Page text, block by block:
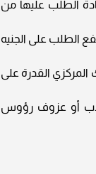
الطلب عليها من
الطلب على الجنيه
المركزي القدرة على
جذب أو عزوف رؤوس